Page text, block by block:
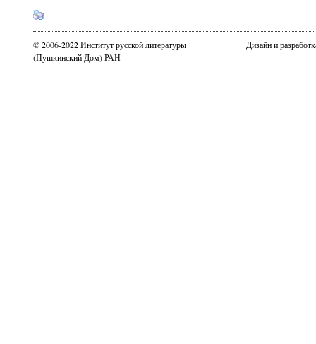
© 2006-2022 Институт русской литературы
(Пушкинский Дом) РАН
Дизайн и